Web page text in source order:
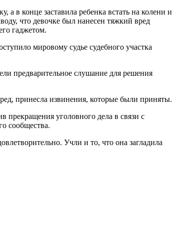
в конце заставила ребенка встать на колени и
что девочке был нанесен тяжкий вред
гаджетом.
мировому судье судебного участка
предварительное слушание для решения
принесла извинения, которые были приняты.
прекращения уголовного дела в связи с
сообщества.
Учли и то, что она загладила